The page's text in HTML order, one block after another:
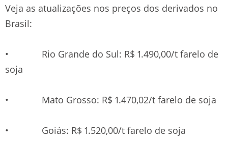
Veja as atualizações nos preços dos derivados no
Brasil:
• Rio Grande do Sul: R$ 1.490,00/t farelo de
soja
• Mato Grosso: R$ 1.470,02/t farelo de soja
• Goiás: R$ 1.520,00/t farelo de soja